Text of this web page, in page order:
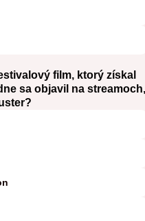
film, ktorý získal
sa objavil na streamoch,